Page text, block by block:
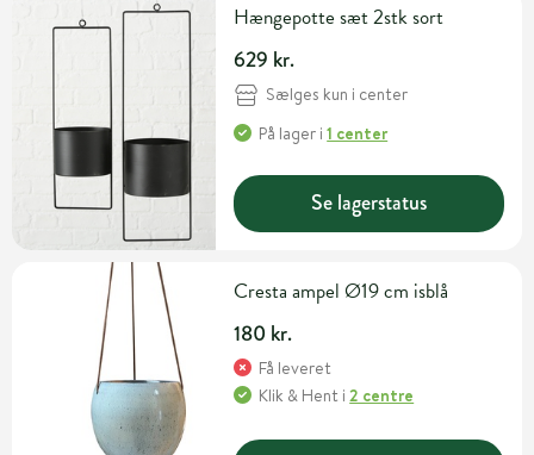
Hængepotte sæt 2stk sort
629 kr.
Sælges kun i center
På lager i1 center
Se lagerstatus
Cresta ampel Ø19 cm isblå
180 kr.
Få leveret
Klik & Hent i2 centre